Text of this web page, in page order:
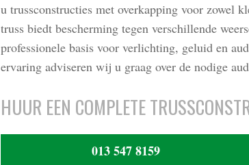
u trussconstructies met overkapping voor zowel
truss biedt bescherming tegen verschillende
professionele basis voor verlichting, geluid en
ervaring adviseren wij u graag over de nodige
HUUR EEN COMPLETE
013 547 8159